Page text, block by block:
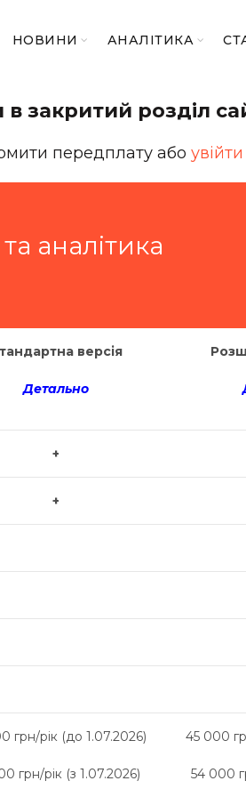
НОВИНИ АНАЛІТИКА
закритий розділ
передплату або увійти
аналітика
версія
Детально
+
+
грн/рік (до 1.07.2026)
грн/рік (з 1.07.2026)
45 000
54 000